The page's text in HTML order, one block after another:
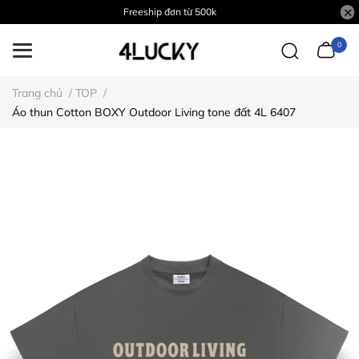
Freeship đơn từ 500k
0
Trang chủ / TOP /
Áo thun Cotton BOXY Outdoor Living tone đất 4L 6407